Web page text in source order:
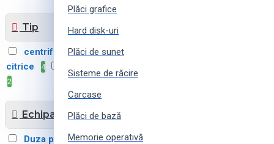
Plăci grafice
Hard disk-uri
Plăci de sunet
Sisteme de răcire
Carcase
Plăci de bază
Memorie operativă
Tip
centrifugal 10
pentru
citrice
4
2
Echipamente
Duza pentru citrice 1